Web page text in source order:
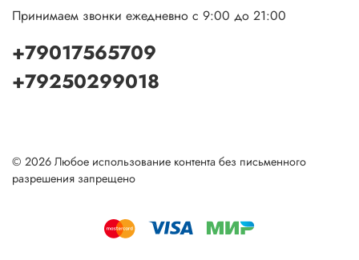
Принимаем звонки ежедневно с 9:00 до 21:00
+79017565709
+79250299018
© 2026 Любое использование контента без письменного
разрешения запрещено